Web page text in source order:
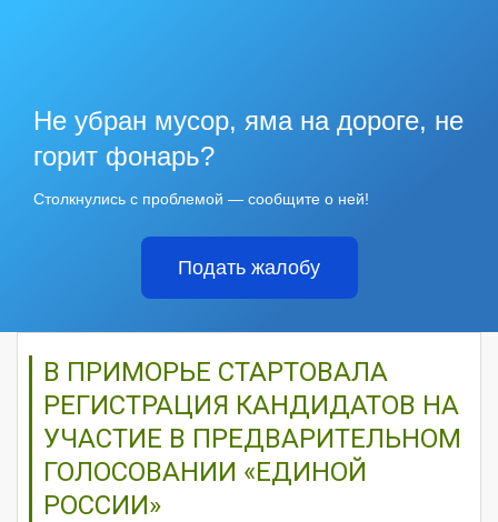
Не убран мусор, яма на дороге, не
горит фонарь?
Столкнулись с проблемой — сообщите о ней!
Подать жалобу
В ПРИМОРЬЕ СТАРТОВАЛА
РЕГИСТРАЦИЯ КАНДИДАТОВ НА
УЧАСТИЕ В ПРЕДВАРИТЕЛЬНОМ
ГОЛОСОВАНИИ «ЕДИНОЙ
РОССИИ»